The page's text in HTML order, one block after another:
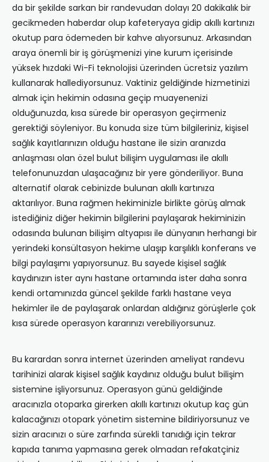
da bir şekilde sarkan bir randevudan dolayı 20 dakikalık bir
gecikmeden haberdar olup kafeteryaya gidip akıllı kartınızı
okutup para ödemeden bir kahve alıyorsunuz. Arkasından
araya önemli bir iş görüşmenizi yine kurum içerisinde
yüksek hızdaki Wi-Fi teknolojisi üzerinden ücretsiz yazılım
kullanarak hallediyorsunuz. Vaktiniz geldiğinde hizmetinizi
almak için hekimin odasına geçip muayenenizi
olduğunuzda, kısa sürede bir operasyon geçirmeniz
gerektiği söyleniyor. Bu konuda size tüm bilgileriniz, kişisel
sağlık kayıtlarınızın olduğu hastane ile sizin aranızda
anlaşması olan özel bulut bilişim uygulaması ile akıllı
telefonunuzdan ulaşacağınız bir yere gönderiliyor. Buna
alternatif olarak cebinizde bulunan akıllı kartınıza
aktarılıyor. Buna rağmen hekiminizle birlikte görüş almak
istediğiniz diğer hekimin bilgilerini paylaşarak hekiminizin
odasında bulunan bilişim altyapısı ile dünyanın herhangi bir
yerindeki konsültasyon hekime ulaşıp karşılıklı konferans ve
bilgi paylaşımı yapıyorsunuz. Bu sayede kişisel sağlık
kaydınızın ister aynı hastane ortamında ister daha sonra
kendi ortamınızda güncel şekilde farklı hastane veya
hekimler ile de paylaşarak onlardan aldığınız görüşlerle çok
kısa sürede operasyon kararınızı verebiliyorsunuz.
Bu karardan sonra internet üzerinden ameliyat randevu
tarihinizi alarak kişisel sağlık kaydınız olduğu bulut bilişim
sistemine işliyorsunuz. Operasyon günü geldiğinde
aracınızla otoparka girerken akıllı kartınızı okutup kaç gün
kalacağınızı otopark yönetim sistemine bildiriyorsunuz ve
sizin aracınızı o süre zarfında sürekli tanıdığı için tekrar
kapıda tanıma yapmasına gerek olmadan refakatçiniz